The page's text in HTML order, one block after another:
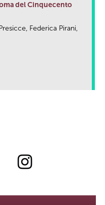
del Cinquecento
Federica Pirani,